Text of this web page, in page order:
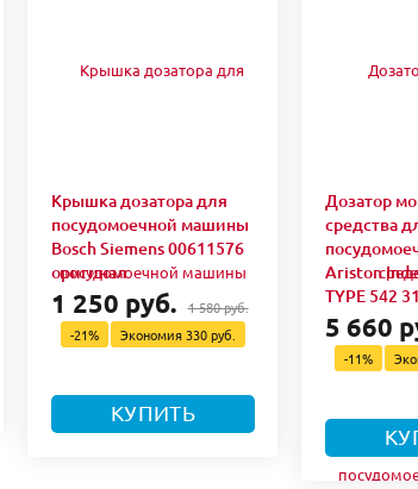
Крышка дозатора для
посудомоечной машины
Bosch Siemens 00611576
оригинал
1 250 руб. 1 580 руб.
-21%
Экономия 330 руб.
КУПИТЬ
Дозатор
средства
Ariston
TYPE 542
5 660
-11%